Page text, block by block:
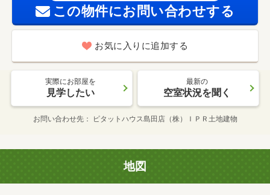
この物件にお問い合わせする
お気に入りに追加する
実際にお部屋を
見学したい
最新の
空室状況を聞く
お問い合わせ先 ピタットハウス島田店（株）ＩＰＲ土地建物
地図